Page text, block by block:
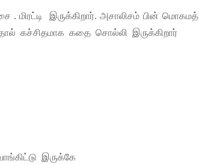
இருக்கிறார். அசாலிசம் பின் மொகமத்
கச்சிதமாக கதை சொல்லி இருக்கிறார்
இருக்கே